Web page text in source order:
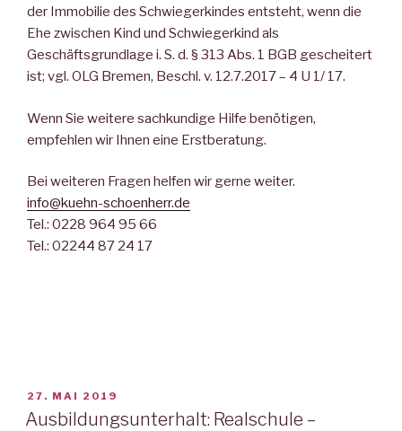
der Immobilie des Schwiegerkindes entsteht, wenn die
Ehe zwischen Kind und Schwiegerkind als
Geschäftsgrundlage i. S. d. § 313 Abs. 1 BGB gescheitert
ist; vgl. OLG Bremen, Beschl. v. 12.7.2017 – 4 U 1/ 17.
Wenn Sie weitere sachkundige Hilfe benötigen,
empfehlen wir Ihnen eine Erstberatung.
Bei weiteren Fragen helfen wir gerne weiter.
info@kuehn-schoenherr.de
Tel.: 0228 964 95 66
Tel.: 02244 87 24 17
VERÖFFENTLICHT
AM
27. MAI 2019
Ausbildungsunterhalt: Realschule –